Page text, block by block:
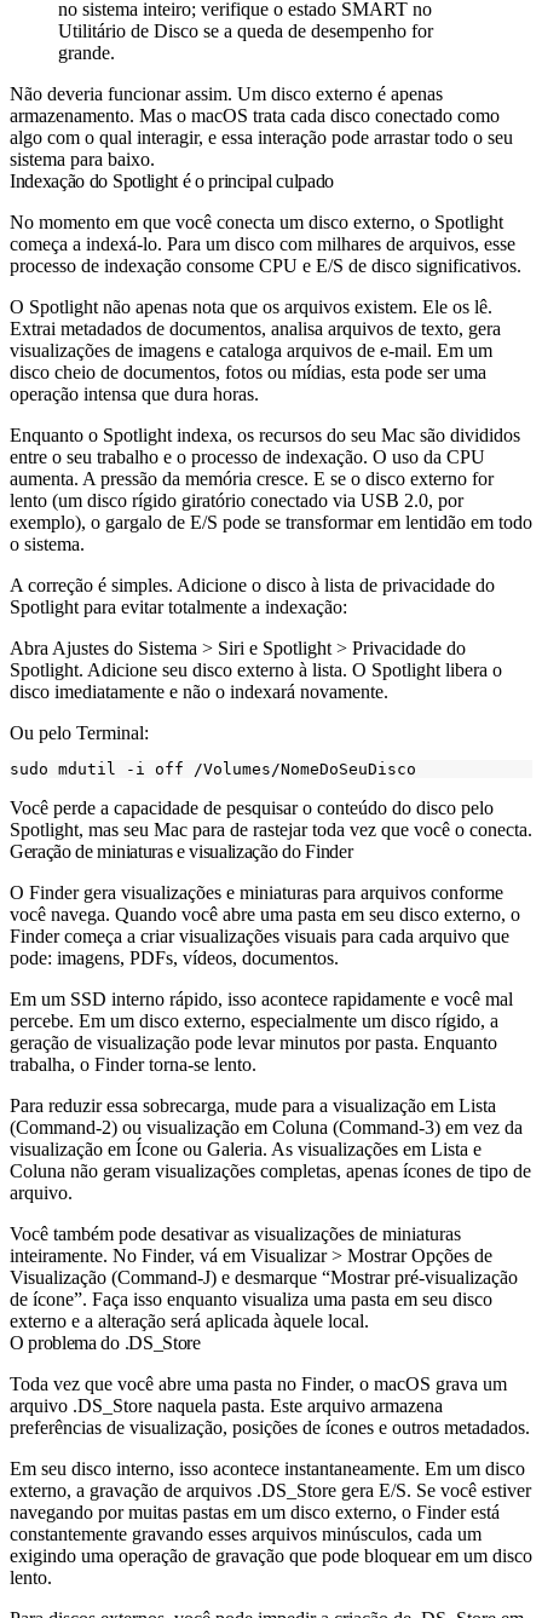
no sistema inteiro; verifique o estado SMART no
Utilitário de Disco se a queda de desempenho for
grande.
Não deveria funcionar assim. Um disco externo é apenas
armazenamento. Mas o macOS trata cada disco conectado como
algo com o qual interagir, e essa interação pode arrastar todo o seu
sistema para baixo.
Indexação do Spotlight é o principal culpado
No momento em que você conecta um disco externo, o Spotlight
começa a indexá-lo. Para um disco com milhares de arquivos, esse
processo de indexação consome CPU e E/S de disco significativos.
O Spotlight não apenas nota que os arquivos existem. Ele os lê.
Extrai metadados de documentos, analisa arquivos de texto, gera
visualizações de imagens e cataloga arquivos de e-mail. Em um
disco cheio de documentos, fotos ou mídias, esta pode ser uma
operação intensa que dura horas.
Enquanto o Spotlight indexa, os recursos do seu Mac são divididos
entre o seu trabalho e o processo de indexação. O uso da CPU
aumenta. A pressão da memória cresce. E se o disco externo for
lento (um disco rígido giratório conectado via USB 2.0, por
exemplo), o gargalo de E/S pode se transformar em lentidão em todo
o sistema.
A correção é simples. Adicione o disco à lista de privacidade do
Spotlight para evitar totalmente a indexação:
Abra Ajustes do Sistema > Siri e Spotlight > Privacidade do
Spotlight. Adicione seu disco externo à lista. O Spotlight libera o
disco imediatamente e não o indexará novamente.
Ou pelo Terminal:
Você perde a capacidade de pesquisar o conteúdo do disco pelo
Spotlight, mas seu Mac para de rastejar toda vez que você o conecta.
Geração de miniaturas e visualização do Finder
O Finder gera visualizações e miniaturas para arquivos conforme
você navega. Quando você abre uma pasta em seu disco externo, o
Finder começa a criar visualizações visuais para cada arquivo que
pode: imagens, PDFs, vídeos, documentos.
Em um SSD interno rápido, isso acontece rapidamente e você mal
percebe. Em um disco externo, especialmente um disco rígido, a
geração de visualização pode levar minutos por pasta. Enquanto
trabalha, o Finder torna-se lento.
Para reduzir essa sobrecarga, mude para a visualização em Lista
(Command-2) ou visualização em Coluna (Command-3) em vez da
visualização em Ícone ou Galeria. As visualizações em Lista e
Coluna não geram visualizações completas, apenas ícones de tipo de
arquivo.
Você também pode desativar as visualizações de miniaturas
inteiramente. No Finder, vá em Visualizar > Mostrar Opções de
Visualização (Command-J) e desmarque “Mostrar pré-visualização
de ícone”. Faça isso enquanto visualiza uma pasta em seu disco
externo e a alteração será aplicada àquele local.
O problema do .DS_Store
Toda vez que você abre uma pasta no Finder, o macOS grava um
arquivo .DS_Store naquela pasta. Este arquivo armazena
preferências de visualização, posições de ícones e outros metadados.
Em seu disco interno, isso acontece instantaneamente. Em um disco
externo, a gravação de arquivos .DS_Store gera E/S. Se você estiver
navegando por muitas pastas em um disco externo, o Finder está
constantemente gravando esses arquivos minúsculos, cada um
exigindo uma operação de gravação que pode bloquear em um disco
lento.